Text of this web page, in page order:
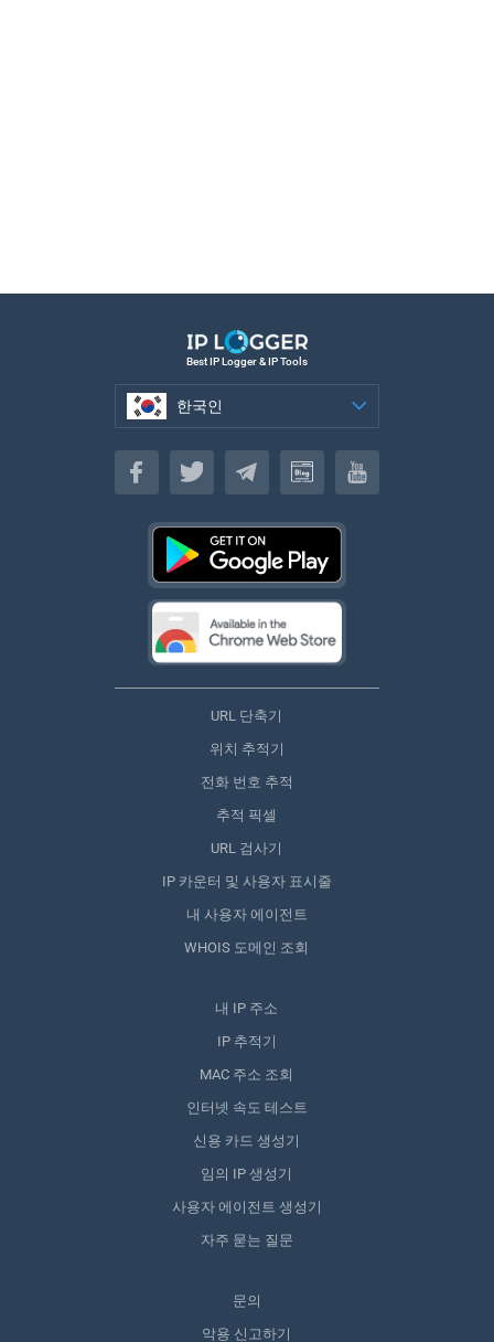
Best IP Logger & IP Tools
한국인
한국인
URL 단축기
위치 추적기
전화 번호 추적
추적 픽셀
URL 검사기
IP 카운터 및 사용자 표시줄
내 사용자 에이전트
WHOIS 도메인 조회
내 IP 주소
IP 추적기
MAC 주소 조회
인터넷 속도 테스트
신용 카드 생성기
임의 IP 생성기
사용자 에이전트 생성기
자주 묻는 질문
문의
악용 신고하기